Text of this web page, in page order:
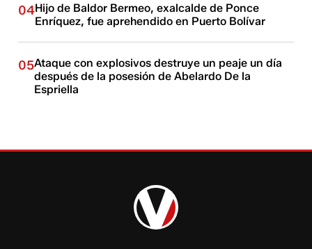
04Hijo de Baldor Bermeo, exalcalde de Ponce
Enríquez, fue aprehendido en Puerto Bolívar
05Ataque con explosivos destruye un peaje un día
después de la posesión de Abelardo De la
Espriella